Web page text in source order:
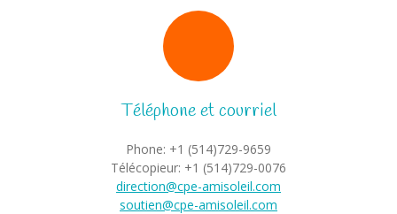
Téléphone et courriel
Phone: +1 (514)729-9659
Télécopieur: +1 (514)729-0076
direction@cpe-amisoleil.com
soutien@cpe-amisoleil.com